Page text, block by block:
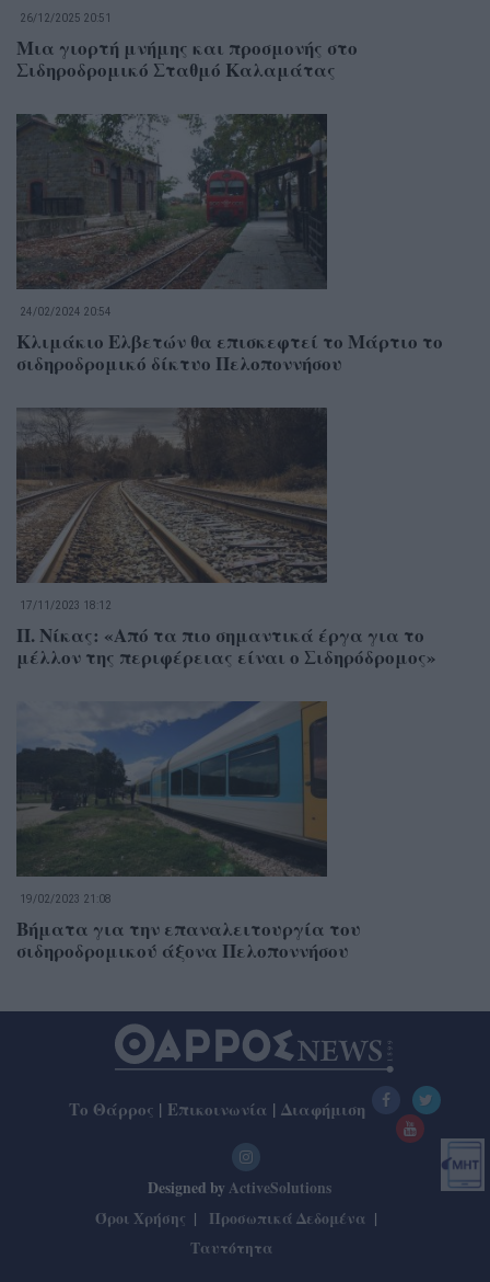
26/12/2025 20:51
Μια γιορτή μνήμης και προσμονής στο
Σιδηροδρομικό Σταθμό Καλαμάτας
24/02/2024 20:54
Κλιμάκιο Ελβετών θα επισκεφτεί το Μάρτιο το
σιδηροδρομικό δίκτυο Πελοποννήσου
17/11/2023 18:12
Π. Νίκας: «Από τα πιο σημαντικά έργα για το
μέλλον της περιφέρειας είναι ο Σιδηρόδρομος»
19/02/2023 21:08
Βήματα για την επαναλειτουργία του
σιδηροδρομικού άξονα Πελοποννήσου
Το Θάρρος | Επικοινωνία | Διαφήμιση
Designed by ActiveSolutions
Όροι Χρήσης
Προσωπικά Δεδομένα
Ταυτότητα